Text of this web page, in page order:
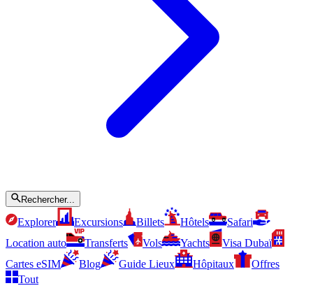
Rechercher...
Explorer Excursions Billets Hôtels
Safari
Location auto
Transferts Vols Yachts
Visa Dubaï
Cartes eSIM
Blog Guide Lieux Hôpitaux
Offres
Tout